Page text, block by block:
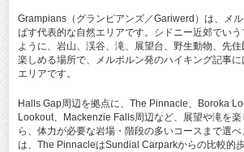
Grampians（グランピアンズ／Gariwerd）は、メ
ばす代表的な自然エリアです。シドニー近郊でい
ように、岩山、渓谷、滝、展望台、野生動物、先
楽しめる場所で、メルボルン発のハイキング記事
エリアです。
Halls Gap周辺を拠点に、The Pinnacle、Boroka
Lookout、Mackenzie Falls周辺など、展望や滝を
ら、体力が必要な岩場・階段の多いコースまで選
は、The PinnacleはSundial Carparkからの比較的歩